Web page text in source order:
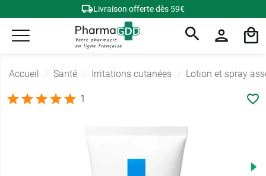
Livraison offerte dès 59€
Accueil Santé Irritations cutanées Lotion et spray
1